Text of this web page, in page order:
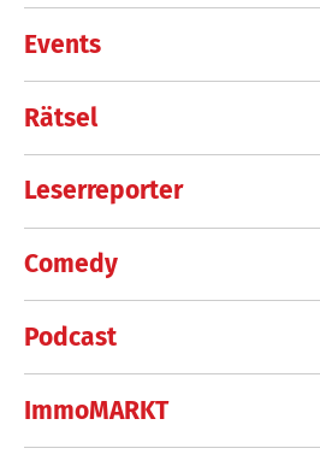
Events
Rätsel
Leserreporter
Comedy
Podcast
ImmoMARKT